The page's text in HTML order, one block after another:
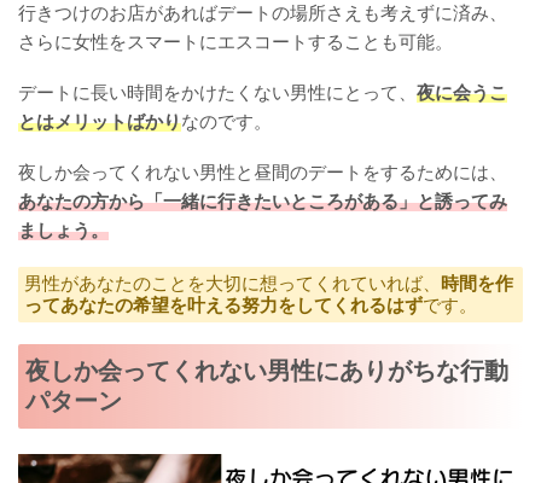
行きつけのお店があればデートの場所さえも考えずに済み、
さらに女性をスマートにエスコートすることも可能。
デートに長い時間をかけたくない男性にとって、 夜に会うこ
とはメリットばかりなのです。
夜しか会ってくれない男性と昼間のデートをするためには、
あなたの方から「一緒に行きたいところがある」と誘ってみ
ましょう。
男性があなたのことを大切に想ってくれていれば、 時間を作
ってあなたの希望を叶える努力をしてくれるはずです。
夜しか会ってくれない男性にありがちな行動
パターン